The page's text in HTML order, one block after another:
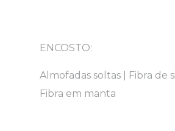
ENCOSTO:
Almofadas soltas | Fibra de
Fibra em manta